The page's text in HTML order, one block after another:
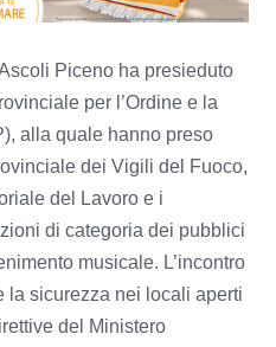
Piceno ha presieduto
per l’Ordine e la
alla quale hanno preso
dei Vigili del Fuoco,
del Lavoro e i
di categoria dei pubblici
musicale. L’incontro
la sicurezza nei locali aperti
del Ministero